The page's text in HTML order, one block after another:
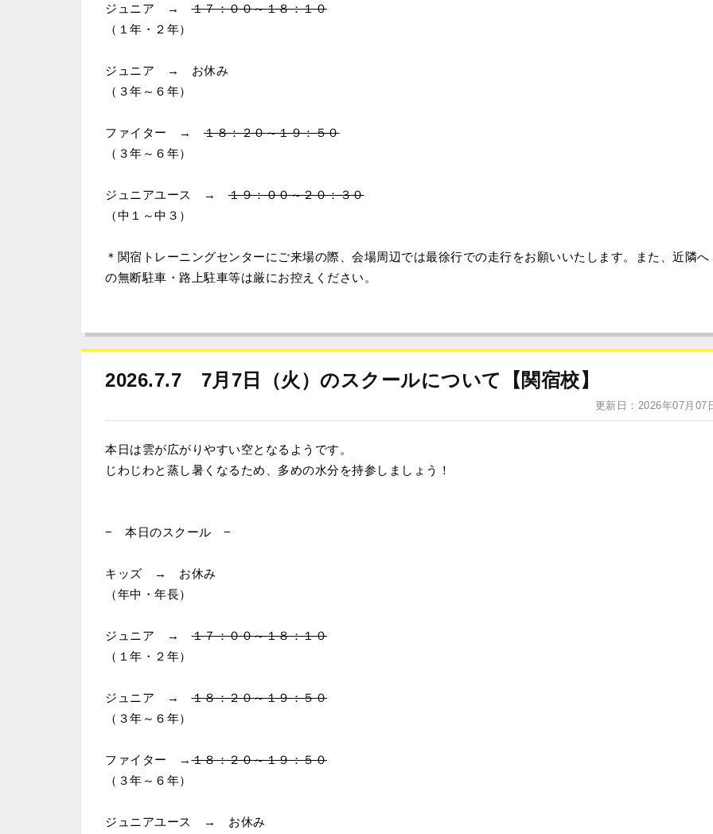
ジュニア →１７：００～１８：１０
（１年・２年）
ジュニア → お休み
（３年～６年）
ファイター → １８：２０～１９：５０
（３年～６年）
ジュニアユース → １９：００～２０：３０
（中１～中３）
＊関宿トレーニングセンターにご来場の際、会場周辺では最徐行での走行をお願いいたします。また、近隣へ
の無断駐車・路上駐車等は厳にお控えください。
2026.7.7 7月7日（火）のスクールについて【関宿校】
更新日：2026年07月07
本日は雲が広がりやすい空となるようです。
じわじわと蒸し暑くなるため、多めの水分を持参しましょう！
− 本日のスクール −
キッズ → お休み
（年中・年長）
ジュニア →１７：００～１８：１０
（１年・２年）
ジュニア →１８：２０～１９：５０
（３年～６年）
ファイター →１８：２０～１９：５０
（３年～６年）
ジュニアユース → お休み